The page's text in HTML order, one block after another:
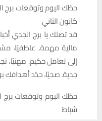
كانون الثاني
قد تصلك يا برج الجدي
مالية مهمة. عاطفيًا،
إلى تعامل حكيم. مهنيًا،
جدية. صحيًا، حدّد أهدافك
شباط